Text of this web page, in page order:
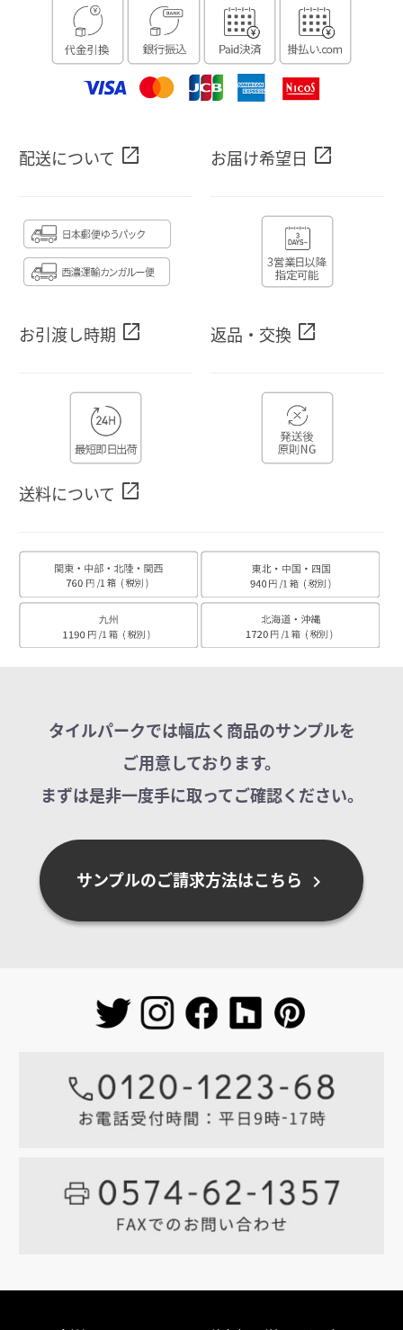
配送について open_in_new お届け希望日 open_in_new
お引渡し時期 open_in_new 返品・交換 open_in_new
送料について open_in_new
タイルパークでは幅広く商品のサンプルを
ご用意しております。
まずは是非一度手に取ってご確認ください。
サンプルのご請求方法はこちら chevron_right